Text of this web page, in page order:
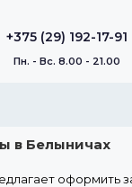
+375 (29) 192-17-91
Пн. - Вс. 8.00 - 21.00
в Белыничах
оформить